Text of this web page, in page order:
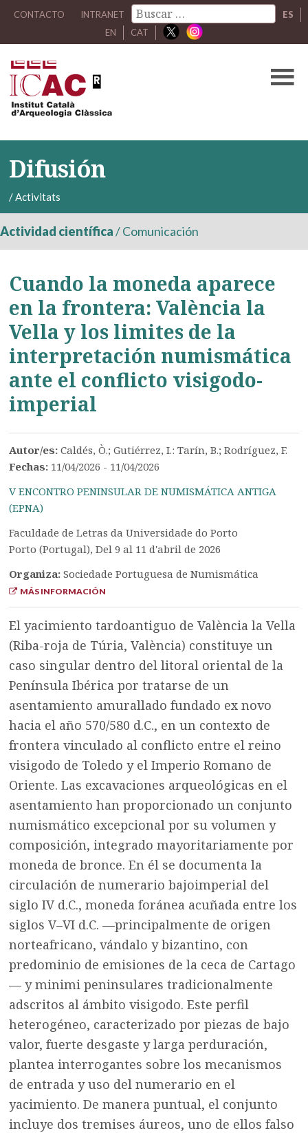
CONTACTO INTRANET
ES
EN
CAT
Difusión
/Activitats
Actividad científica/Comunicación
Cuando la moneda aparece
en la frontera: València la
Vella y los limites de la
interpretación numismática
ante el conflicto visigodo-
imperial
Autor/es:Caldés, Ò.; Gutiérrez, I.: Tarín, B.; Rodríguez, F.
Fechas: 11/04/2026 - 11/04/2026
V ENCONTRO PENINSULAR DE NUMISMÁTICA ANTIGA
(EPNA)
Faculdade de Letras da Universidade do Porto
Porto (Portugal), Del 9 al 11 d'abril de 2026
Organiza:Sociedade Portuguesa de Numismática
MÁS INFORMACIÓN
El yacimiento tardoantiguo de València la Vella
(Riba-roja de Túria, València) constituye un
caso singular dentro del litoral oriental de la
Península Ibérica por tratarse de un
asentamiento amurallado fundado ex novo
hacia el año 570/580 d.C., en un contexto de
frontera vinculado al conflicto entre el reino
visigodo de Toledo y el Imperio Romano de
Oriente. Las excavaciones arqueológicas en el
asentamiento han proporcionado un conjunto
numismático excepcional por su volumen y
composición, integrado mayoritariamente por
moneda de bronce. En él se documenta la
circulación de numerario bajoimperial del
siglo IV d.C., moneda foránea acuñada entre los
siglos V–VI d.C. —principalmente de origen
norteafricano, vándalo y bizantino, con
predominio de emisiones de la ceca de Cartago
— y minimi peninsulares tradicionalmente
adscritos al ámbito visigodo. Este perfil
heterogéneo, caracterizado por piezas de bajo
valor, fuerte desgaste y larga perduración,
plantea interrogantes sobre los mecanismos
de entrada y uso del numerario en el
yacimiento. De manera puntual, el conjunto
incluye dos tremises áureos, uno de ellos falso